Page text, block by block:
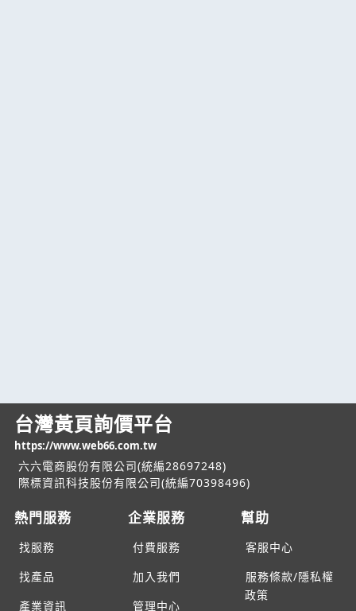
台灣黃頁詢價平台
https://www.web66.com.tw
六六電商股份有限公司(統編28697248)
際標資訊科技股份有限公司(統編70398496)
熱門服務
找服務
找產品
產業資訊
企業服務
付費服務
加入我們
管理中心
幫助
客服中心
服務條款/隱私權
政策